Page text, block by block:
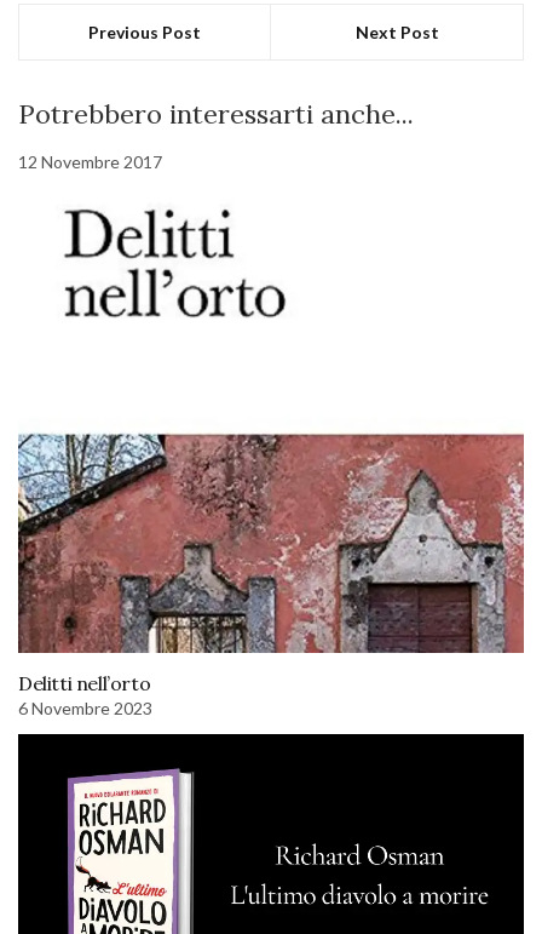
Previous Post Next Post
Potrebbero interessarti anche...
12 Novembre 2017
Delitti nell’orto
6 Novembre 2023